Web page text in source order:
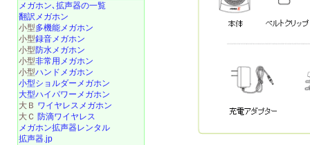
メガホン､拡声器の一覧
翻訳メガホン
小型多機能メガホン
小型録音メガホン
小型防水メガホン
小型非常用メガホン
小型ハンドメガホン
小型ショルダーメガホン
大型ハイパワーメガホン
大Ｂ ワイヤレスメガホン
大Ｃ 防滴ワイヤレス
メガホン拡声器レンタル
拡声器.jp